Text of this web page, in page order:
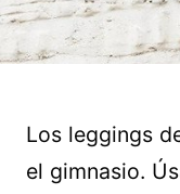
Los leggings
el gimnasio.